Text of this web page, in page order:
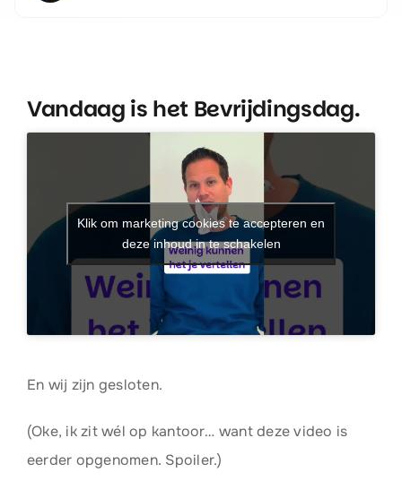
Vandaag is het Bevrijdingsdag.
Klik om marketing cookies te accepteren en
deze inhoud in te schakelen
En wij zijn gesloten.
(Oke, ik zit wél op kantoor… want deze video is
eerder opgenomen. Spoiler.)